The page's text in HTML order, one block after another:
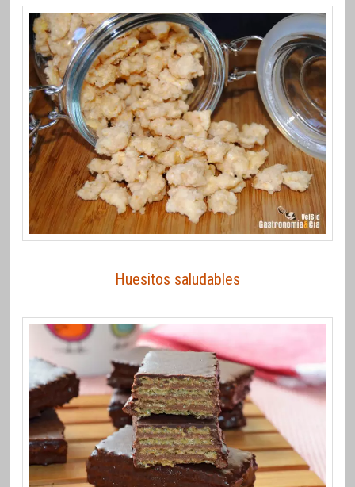
Huesitos saludables